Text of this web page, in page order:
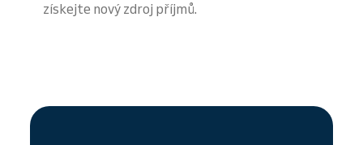
získejte nový zdroj příjmů.